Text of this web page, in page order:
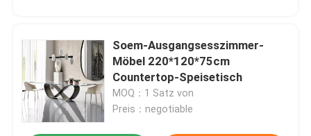
Soem-Ausgangsesszimmer-
Möbel 220*120*75cm
Countertop-Speisetisch
MOQ：1 Satz von
Preis：negotiable